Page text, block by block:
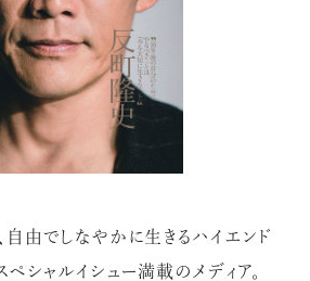
自由でしなやかに生きるハイエンド
ペシャルイシュー満載のメディア。